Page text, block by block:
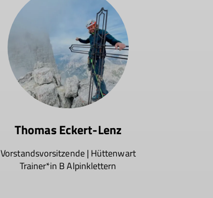
Thomas Eckert-Lenz
Vorstandsvorsitzende | Hüttenwart
Trainer*in B Alpinklettern